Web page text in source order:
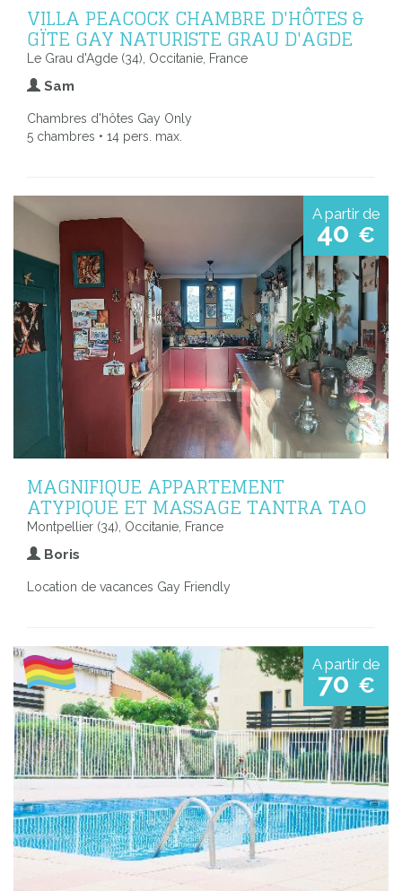
VILLA PEACOCK CHAMBRE D'HÔTES &
GÏTE GAY NATURISTE GRAU D'AGDE
Le Grau d'Agde (34), Occitanie, France
Sam
Chambres d'hôtes Gay Only
5 chambres • 14 pers. max.
A partir de
40 €
MAGNIFIQUE APPARTEMENT
ATYPIQUE ET MASSAGE TANTRA TAO
Montpellier (34), Occitanie, France
Boris
Location de vacances Gay Friendly
A partir de
70 €